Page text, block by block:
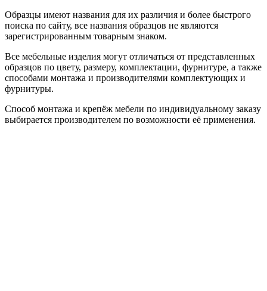
Образцы имеют названия для их различия и более быстрого
поиска по сайту, все названия образцов не являются
зарегистрированным товарным знаком.
Все мебельные изделия могут отличаться от представленных
образцов по цвету, размеру, комплектации, фурнитуре, а также
способами монтажа и производителями комплектующих и
фурнитуры.
Способ монтажа и крепёж мебели по индивидуальному заказу
выбирается производителем по возможности её применения.